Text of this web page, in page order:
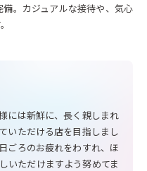
。カジュアルな接待や、気心
には新鮮に、長く親しまれ
いただける店を目指しまし
ごろのお疲れをわすれ、ほ
いただけますよう努めてま